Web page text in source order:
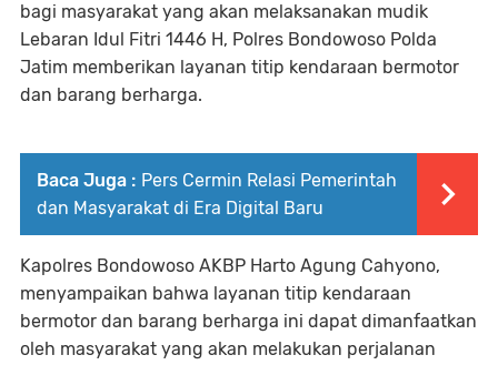
bagi masyarakat yang akan melaksanakan mudik
Lebaran Idul Fitri 1446 H, Polres Bondowoso Polda
Jatim memberikan layanan titip kendaraan bermotor
dan barang berharga.
Baca Juga : Pers Cermin Relasi Pemerintah
dan Masyarakat di Era Digital Baru
Kapolres Bondowoso AKBP Harto Agung Cahyono,
menyampaikan bahwa layanan titip kendaraan
bermotor dan barang berharga ini dapat dimanfaatkan
oleh masyarakat yang akan melakukan perjalanan